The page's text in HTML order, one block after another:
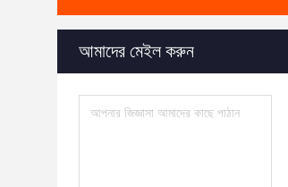
আমাদের মেইল করুন